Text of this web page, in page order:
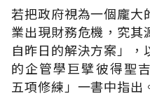
若把政府視為一個龐大
業出現財務危機，究其
自昨日的解決方案」
的企管學巨擘彼得聖
五項修練」一書中指出